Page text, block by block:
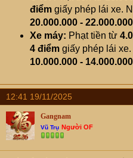
điểm giấy phép lái xe.
20.000.000 -
Xe máy: Phạt tiền từ
4 điểm giấy phép lái
10.000.000 -
12:41 19/11/2025
Gangnam
Vũ Trụ Người OF